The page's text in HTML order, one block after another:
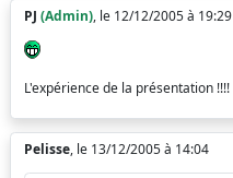
PJ (Admin), le 12/12/2005 à 19:29
L'expérience de la présentation !!!!
Pelisse, le 13/12/2005 à 14:04